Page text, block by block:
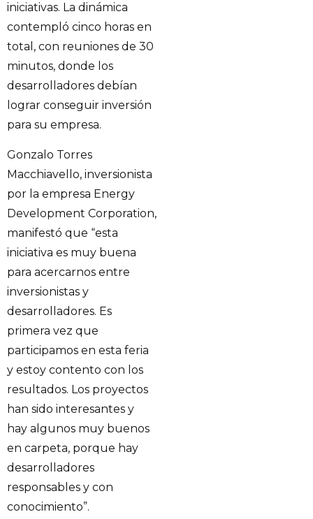
iniciativas. La dinámica
contempló cinco horas en
total, con reuniones de 30
minutos, donde los
desarrolladores debían
lograr conseguir inversión
para su empresa.
Gonzalo Torres
Macchiavello, inversionista
por la empresa Energy
Development Corporation,
manifestó que “esta
iniciativa es muy buena
para acercarnos entre
inversionistas y
desarrolladores. Es
primera vez que
participamos en esta feria
y estoy contento con los
resultados. Los proyectos
han sido interesantes y
hay algunos muy buenos
en carpeta, porque hay
desarrolladores
responsables y con
conocimiento”.